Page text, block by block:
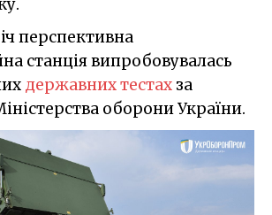
перспективна
станція випробовувалась
державних тестах за
оборони України.